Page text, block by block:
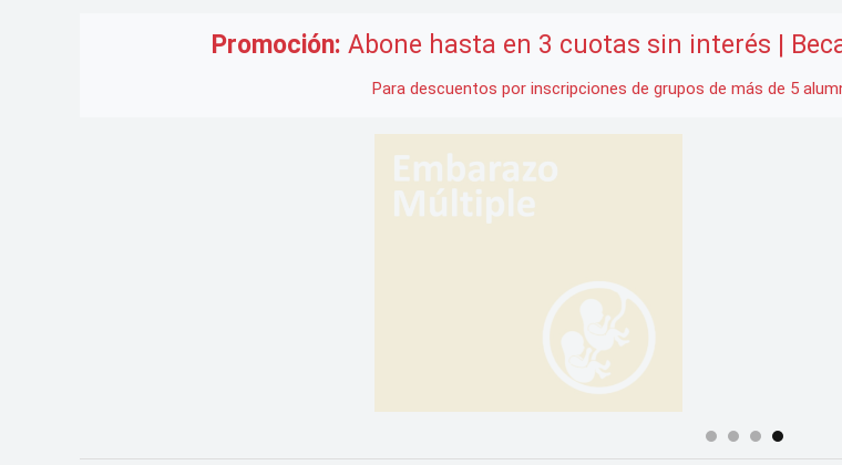
Promoción: Abone hasta en 3 cuotas sin interés |
Para descuentos por inscripciones de grupos de más de 5